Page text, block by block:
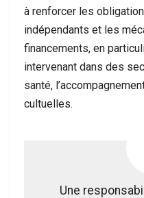
à renforcer les
indépendants et les
financements, en
intervenant dans des
santé,
cultuelles.
Une